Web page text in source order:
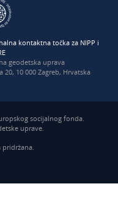
kontaktna točka za NIPP i
geodetska uprava
20, 10 000 Zagreb, Hrvatska
socijalnog fonda.
uprave.
pridržana.